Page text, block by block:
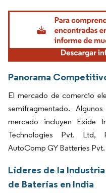
Imagen © Mordor Intelligence. El
Panorama
El mercado de comercio
semifragmentado.
mercado incluyen Exide
Technologies Pvt. Ltd,
AutoComp GY Batteries
Líderes de la
de Baterías en India